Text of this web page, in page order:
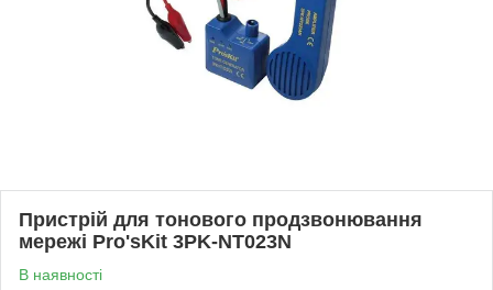
Пристрій для тонового продзвонювання
мережі Pro'sKit 3PK-NT023N
В наявності